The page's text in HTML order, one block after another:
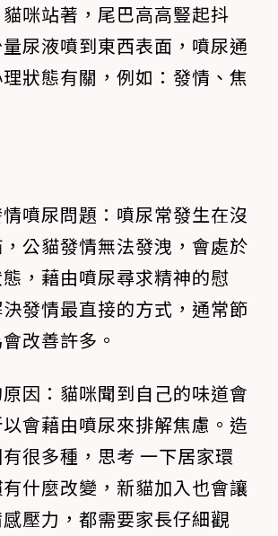
貓咪站著，尾巴高高豎起抖
尿液噴到東西表面，噴尿通
狀態有關，例如：發情、焦
噴尿問題 ：噴尿常發生在沒
公貓發情無法發洩，會處於
，藉由噴尿尋求精神的慰
發情最直接的方式，通常節
改善許多。
因 ：貓咪聞到自己的味道會
會藉由噴尿來排解焦慮。造
很多種，思考 一下居家環
什麼改變，新貓加入也會讓
壓力，都需要家長仔細觀